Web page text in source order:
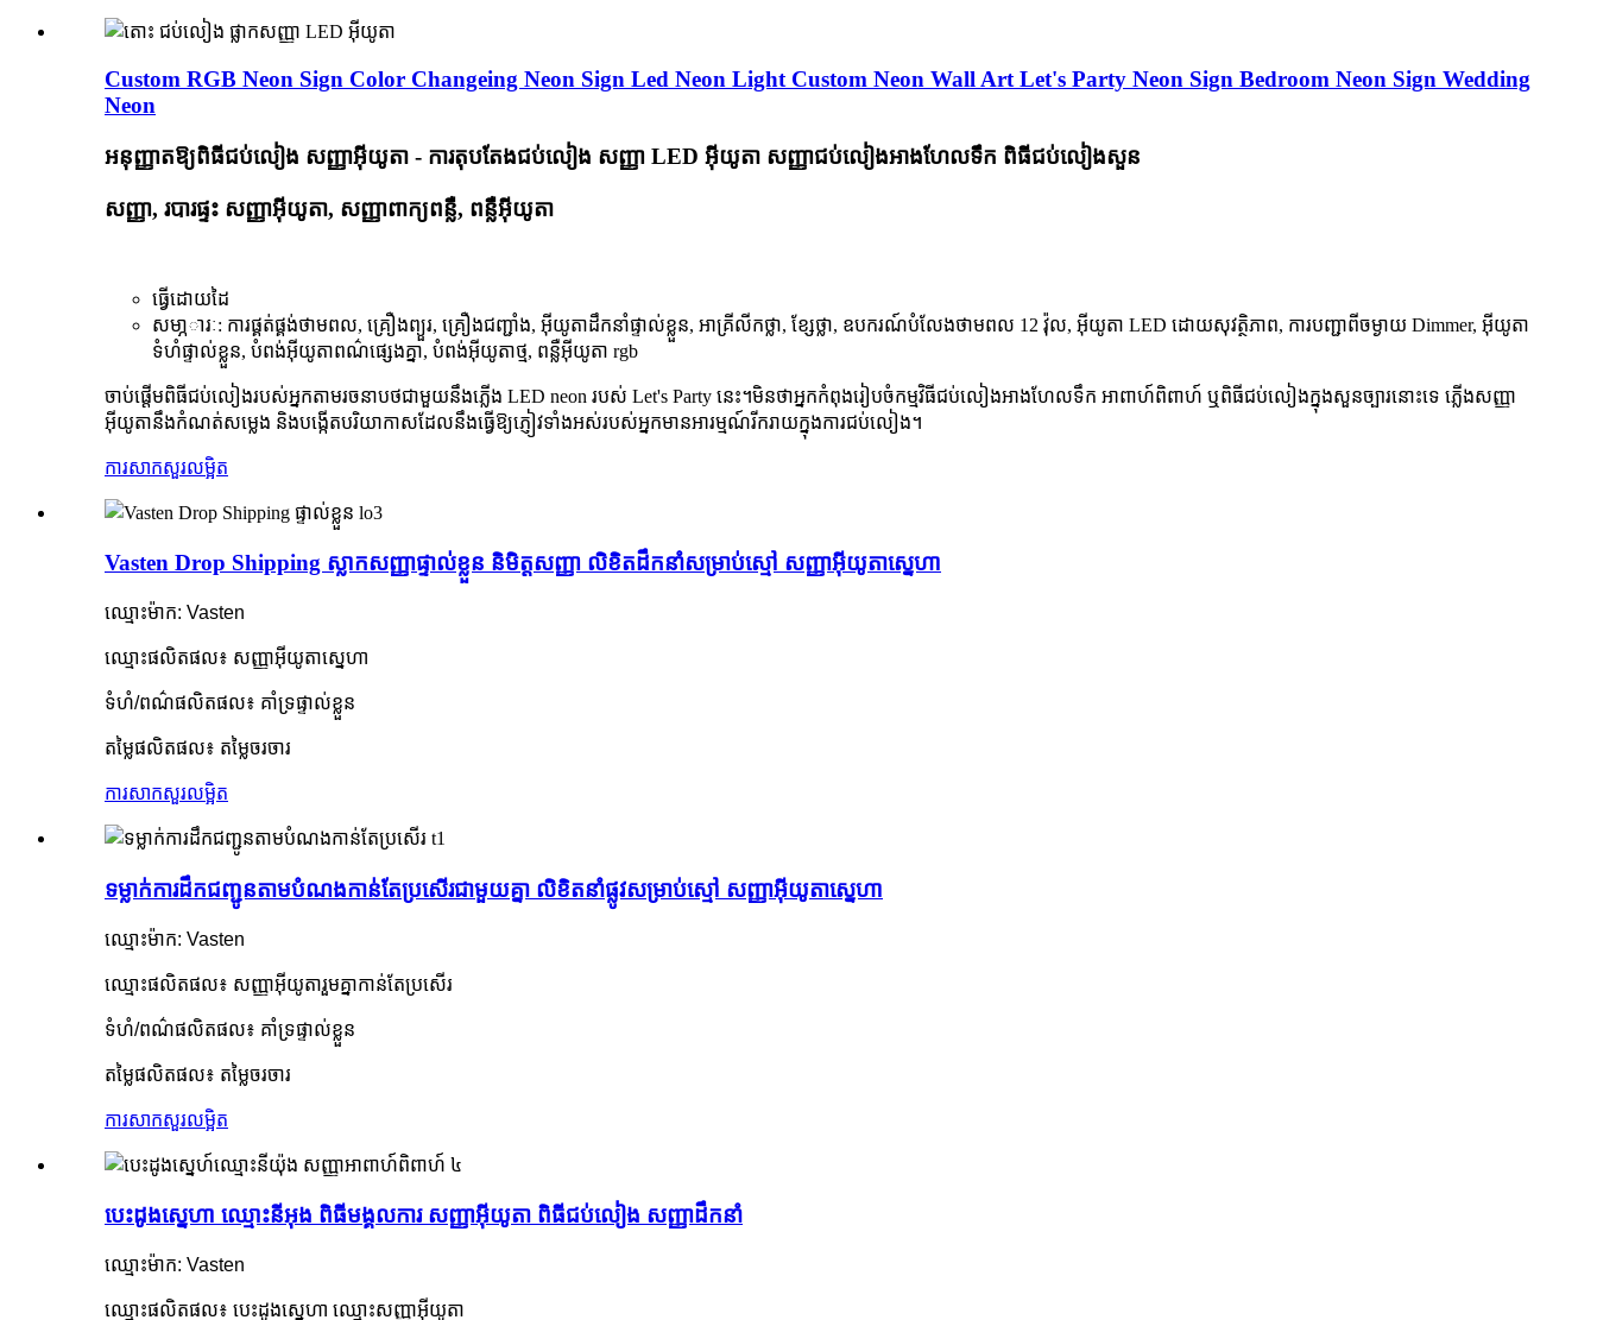
Custom RGB Neon Sign Color Changeing Neon Sign Led Neon Light Custom Neon Wall Art Let's Party Neon Sign Bedroom Neon Sign Wedding
Neon
អនុញ្ញាតឱ្យពិធីជប់លៀង សញ្ញាអ៊ីយូតា - ការតុបតែងជប់លៀង សញ្ញា LED អ៊ីយូតា សញ្ញាជប់លៀងអាងហែលទឹក ពិធីជប់លៀងសួន
សញ្ញា, របារផ្ទះ សញ្ញាអ៊ីយូតា, សញ្ញាពាក្យពន្លឺ, ពន្លឺអ៊ីយូតា
ធ្វើដោយដៃ
សមា្ភារៈ: ការផ្គត់ផ្គង់ថាមពល, គ្រឿងព្យួរ, គ្រឿងជញ្ជាំង, អ៊ីយូតាដឹកនាំផ្ទាល់ខ្លួន, អាគ្រីលីកថ្លា, ខ្សែថ្លា, ឧបករណ៍បំលែងថាមពល 12 វ៉ុល, អ៊ីយូតា LED ដោយសុវត្ថិភាព, ការបញ្ជាពីចម្ងាយ Dimmer, អ៊ីយូតា
ទំហំផ្ទាល់ខ្លួន, បំពង់អ៊ីយូតាពណ៌ផ្សេងគ្នា, បំពង់អ៊ីយូតាថ្ម, ពន្លឺអ៊ីយូតា rgb
ចាប់ផ្តើមពិធីជប់លៀងរបស់អ្នកតាមរចនាបថជាមួយនឹងភ្លើង LED neon របស់ Let's Party នេះ។មិនថាអ្នកកំពុងរៀបចំកម្មវិធីជប់លៀងអាងហែលទឹក អាពាហ៍ពិពាហ៍ ឬពិធីជប់លៀងក្នុងសួនច្បារនោះទេ ភ្លើងសញ្ញា
អ៊ីយូតានឹងកំណត់សម្លេង និងបង្កើតបរិយាកាសដែលនឹងធ្វើឱ្យភ្ញៀវទាំងអស់របស់អ្នកមានអារម្មណ៍រីករាយក្នុងការជប់លៀង។
ការសាកសួរលម្អិត
Vasten Drop Shipping ស្លាកសញ្ញាផ្ទាល់ខ្លួន និមិត្តសញ្ញា លិខិតដឹកនាំសម្រាប់ស្មៅ សញ្ញាអ៊ីយូតាស្នេហា
ឈ្មោះម៉ាក: Vasten
ឈ្មោះផលិតផល៖ សញ្ញាអ៊ីយូតាស្នេហា
ទំហំ/ពណ៌ផលិតផល៖ គាំទ្រផ្ទាល់ខ្លួន
តម្លៃផលិតផល៖ តម្លៃចរចារ
ការសាកសួរលម្អិត
ទម្លាក់ការដឹកជញ្ជូនតាមបំណងកាន់តែប្រសើរជាមួយគ្នា លិខិតនាំផ្លូវសម្រាប់ស្មៅ សញ្ញាអ៊ីយូតាស្នេហា
ឈ្មោះម៉ាក: Vasten
ឈ្មោះផលិតផល៖ សញ្ញាអ៊ីយូតារួមគ្នាកាន់តែប្រសើរ
ទំហំ/ពណ៌ផលិតផល៖ គាំទ្រផ្ទាល់ខ្លួន
តម្លៃផលិតផល៖ តម្លៃចរចារ
ការសាកសួរលម្អិត
បេះដូងស្នេហា ឈ្មោះនីអុង ពិធីមង្គលការ សញ្ញាអ៊ីយូតា ពិធីជប់លៀង សញ្ញាដឹកនាំ
ឈ្មោះម៉ាក: Vasten
ឈ្មោះផលិតផល៖ បេះដូងស្នេហា ឈ្មោះសញ្ញាអ៊ីយូតា